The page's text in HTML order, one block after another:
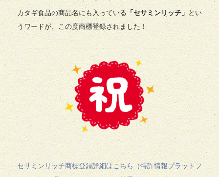
カタギ食品の商品名にも入っている「セサミンリッチ」とい
うワードが、この度商標登録されました！
セサミンリッチ商標登録詳細はこちら（特許情報プラットフ